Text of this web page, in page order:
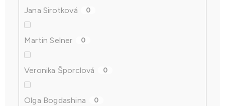
Jana Sirotková 0
Martin Selner 0
Veronika Šporclová 0
Olga Bogdashina 0